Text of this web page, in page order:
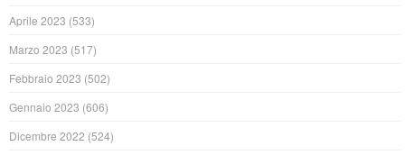
Aprile 2023 (533)
Marzo 2023 (517)
Febbraio 2023 (502)
Gennaio 2023 (606)
Dicembre 2022 (524)